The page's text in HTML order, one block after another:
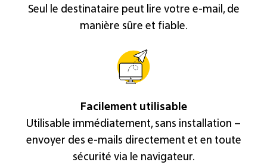
Seul le destinataire peut lire votre e-mail, de
manière sûre et fiable.
Facilement utilisable
Utilisable immédiatement, sans installation –
envoyer des e-mails directement et en toute
sécurité via le navigateur.